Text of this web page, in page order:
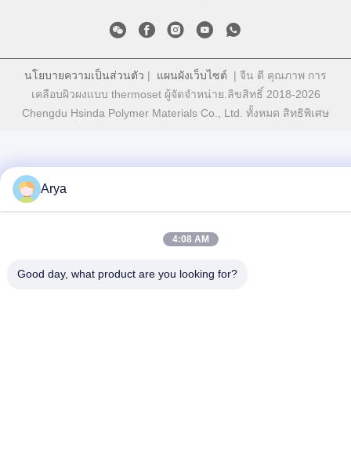
นโยบายความเป็นส่วนตัว | แผนผังเว็บไซต์ | จีน ดี คุณภาพ การ
เคลือบผิวผงแบบ thermoset ผู้จัดจําหน่าย.ลิขสิทธิ์ 2018-2026
Chengdu Hsinda Polymer Materials Co., Ltd. ทั้งหมด สิทธิพิเศษ
Arya
4:08 AM
Good day, what product are you looking for?